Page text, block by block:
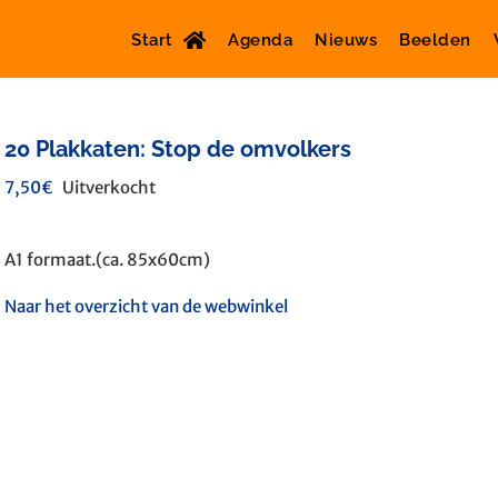
Start Agenda Nieuws Beelden
20 Plakkaten: Stop de omvolkers
7,50€ Uitverkocht
A1 formaat.(ca. 85x60cm)
Naar het overzicht van de webwinkel